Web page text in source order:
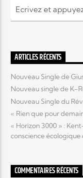
ARTICLES RÉCENTS
Nouveau Single de
Nouveau single de K-
Nouveau Single du
« Rien que pour
« Horizon 3000 » :
conscience
COMMENTAIRES RÉCENTS